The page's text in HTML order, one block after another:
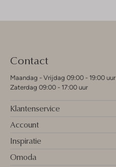
Contact
Maandag - Vrijdag 09:00 - 19:00 uur
Zaterdag 09:00 - 17:00 uur
Klantenservice
Account
Inspiratie
Omoda